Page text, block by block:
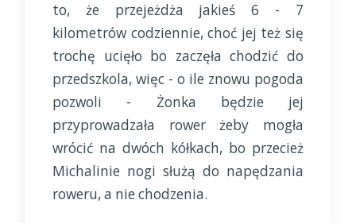
to, że przejeżdża jakieś 6 - 7
kilometrów codziennie, choć jej też się
trochę ucięło bo zaczęła chodzić do
przedszkola, więc - o ile znowu pogoda
pozwoli - Żonka będzie jej
przyprowadzała rower żeby mogła
wrócić na dwóch kółkach, bo przecież
Michalinie nogi służą do napędzania
roweru, a nie chodzenia.